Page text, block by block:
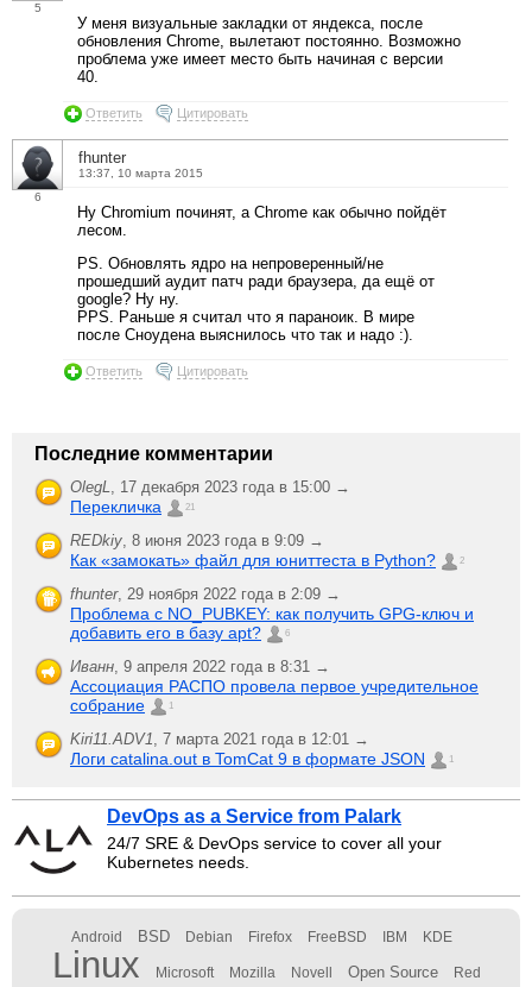
5
У меня визуальные закладки от яндекса, после
обновления Chrome, вылетают постоянно. Возможно
проблема уже имеет место быть начиная с версии
40.
Ответить Цитировать
6
fhunter
13:37, 10 марта 2015
Ну Chromium починят, а Chrome как обычно пойдёт
лесом.
PS. Обновлять ядро на непроверенный/не
прошедший аудит патч ради браузера, да ещё от
google? Ну ну.
PPS. Раньше я считал что я параноик. В мире
после Сноудена выяснилось что так и надо :).
Ответить Цитировать
Последние комментарии
OlegL 17 декабря 2023 года в 15:00 →
Перекличка 21
REDkiy 8 июня 2023 года в 9:09 →
Как «замокать» файл для юниттеста в Python? 2
fhunter, 29 ноября 2022 года в 2:09 →
Проблема с NO_PUBKEY: как получить GPG-ключ и
добавить его в базу apt?
6
Иванн 9 апреля 2022 года в 8:31 →
Ассоциация РАСПО провела первое учредительное
собрание
1
Kiri11.ADV1 7 марта 2021 года в 12:01 →
Логи catalina.out в TomCat 9 в формате JSON 1
DevOps as a Service from Palark
24/7 SRE & DevOps service to cover all your
Kubernetes needs.
Android BSD Debian Firefox FreeBSD IBM KDE
Linux Microsoft Mozilla Novell Open Source Red